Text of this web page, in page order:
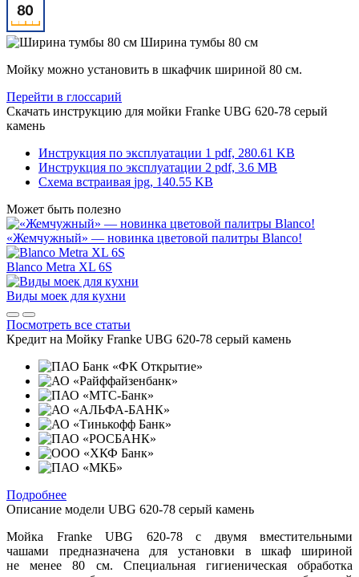
Ширина тумбы 80 см
Мойку можно установить в шкафчик шириной 80 см.
Перейти в глоссарий
Скачать инструкцию для мойки Franke UBG 620-78 серый
камень
Инструкция по эксплуатации 1 pdf, 280.61 KB
Инструкция по эксплуатации 2 pdf, 3.6 MB
Схема встраивая jpg, 140.55 KB
Может быть полезно
«Жемчужный» — новинка цветовой палитры Blanco!
Blanco Metra XL 6S
Виды моек для кухни
Посмотреть все статьи
Кредит на Мойку Franke UBG 620-78 серый камень
Подробнее
Описание модели UBG 620-78 серый камень
Мойка Franke UBG 620-78 с двумя вместительными
чашами предназначена для установки в шкаф шириной
не менее 80 см. Специальная гигиеническая обработка